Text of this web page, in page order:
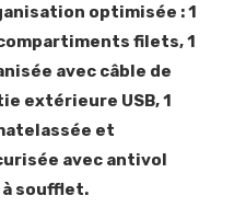
optimisée : 1
filets, 1
avec câble de
extérieure USB, 1
et
avec antivol
soufflet.